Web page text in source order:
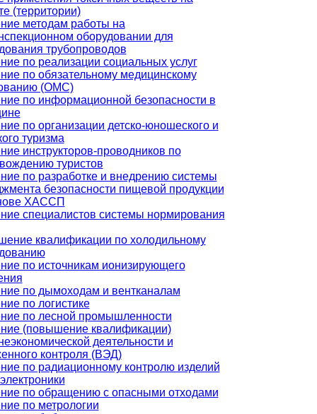
(территории)
методам работы на
оборудовании для
трубопроводов
по реализации социальных услуг
по обязательному медицинскому
(ОМС)
по информационной безопасности в
по организации детско-юношеского и
туризма
инструкторов-проводников по
туристов
по разработке и внедрению системы
безопасности пищевой продукции
ХАССП
специалистов системы нормирования
квалификации по холодильному
по источникам ионизирующего
по дымоходам и вентканалам
по логистике
по лесной промышленности
(повышение квалификации)
деятельности и
контроля (ВЭД)
по радиационному контролю изделий
по обращению с опасными отходами
по метрологии